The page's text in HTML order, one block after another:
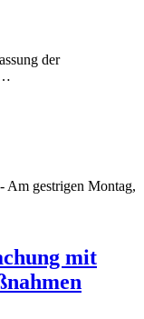
der
Am gestrigen Montag,
mit